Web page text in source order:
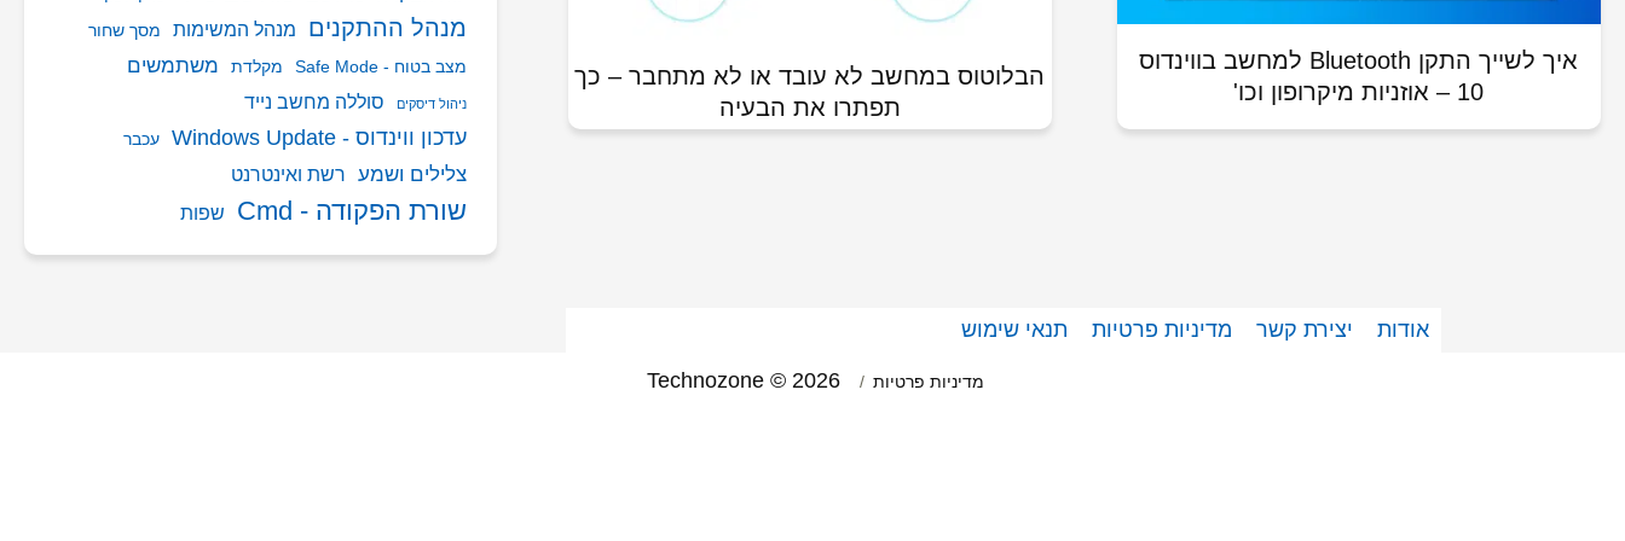
איך לשייך התקן Bluetooth למחשב בווינדוס
10 – אוזניות מיקרופון וכו'
הבלוטוס במחשב לא עובד או לא מתחבר – כך
תפתרו את הבעיה
מנהל ההתקנים מנהל המשימות
מסך שחור
מצב בטוח - Safe Mode
מקלדת משתמשים
ניהול דיסקים סוללה מחשב נייד
עדכון ווינדוס - Windows Update עכבר
צלילים ושמע רשת ואינטרנט
שורת הפקודה - Cmd שפות
אודות יצירת קשר מדיניות פרטיות תנאי שימוש
מדיניות פרטיות Technozone © 2026